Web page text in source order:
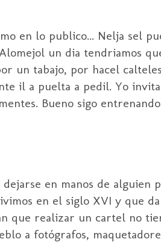
en lo publico... Nelja sel
un dia tendriamos
un tabajo, por hacel
il a puelta a pedil. Yo
Bueno sigo
en manos de alguien
en el siglo XVI y que
que realizar un cartel no
a fotógrafos,